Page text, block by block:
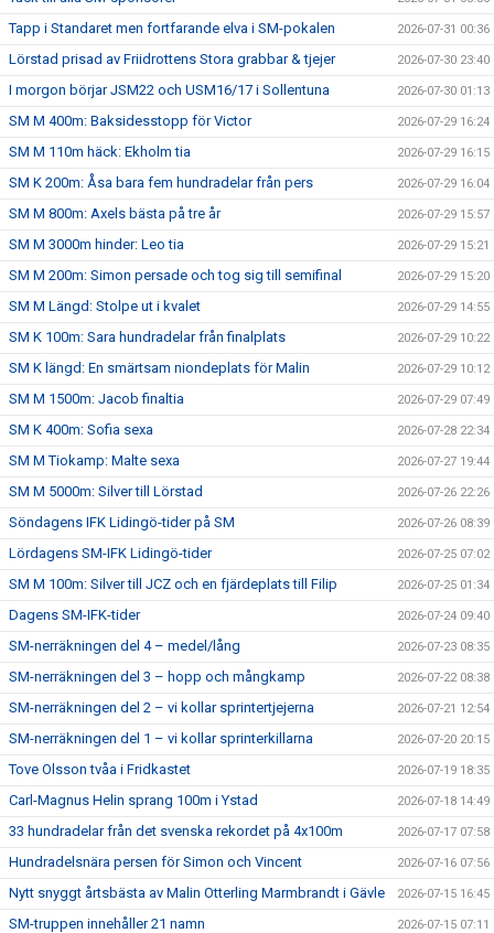
Tapp i Standaret men fortfarande elva i SM-pokalen 2026-07-31 00:36
Lörstad prisad av Friidrottens Stora grabbar & tjejer 2026-07-30 23:40
I morgon börjar JSM22 och USM16/17 i Sollentuna 2026-07-30 01:13
SM M 400m: Baksidesstopp för Victor 2026-07-29 16:24
SM M 110m häck: Ekholm tia 2026-07-29 16:15
SM K 200m: Åsa bara fem hundradelar från pers 2026-07-29 16:04
SM M 800m: Axels bästa på tre år 2026-07-29 15:57
SM M 3000m hinder: Leo tia 2026-07-29 15:21
SM M 200m: Simon persade och tog sig till semifinal 2026-07-29 15:20
SM M Längd: Stolpe ut i kvalet 2026-07-29 14:55
SM K 100m: Sara hundradelar från finalplats 2026-07-29 10:22
SM K längd: En smärtsam niondeplats för Malin 2026-07-29 10:12
SM M 1500m: Jacob finaltia 2026-07-29 07:49
SM K 400m: Sofia sexa 2026-07-28 22:34
SM M Tiokamp: Malte sexa 2026-07-27 19:44
SM M 5000m: Silver till Lörstad 2026-07-26 22:26
Söndagens IFK Lidingö-tider på SM 2026-07-26 08:39
Lördagens SM-IFK Lidingö-tider 2026-07-25 07:02
SM M 100m: Silver till JCZ och en fjärdeplats till Filip 2026-07-25 01:34
Dagens SM-IFK-tider 2026-07-24 09:40
SM-nerräkningen del 4 – medel/lång 2026-07-23 08:35
SM-nerräkningen del 3 – hopp och mångkamp 2026-07-22 08:38
SM-nerräkningen del 2 – vi kollar sprintertjejerna 2026-07-21 12:54
SM-nerräkningen del 1 – vi kollar sprinterkillarna 2026-07-20 20:15
Tove Olsson tvåa i Fridkastet 2026-07-19 18:35
Carl-Magnus Helin sprang 100m i Ystad 2026-07-18 14:49
33 hundradelar från det svenska rekordet på 4x100m 2026-07-17 07:58
Hundradelsnära persen för Simon och Vincent 2026-07-16 07:56
Nytt snyggt årtsbästa av Malin Otterling Marmbrandt i Gävle 2026-07-15 16:45
SM-truppen innehåller 21 namn 2026-07-15 07:11